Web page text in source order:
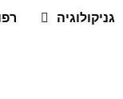
גניקולוגיה